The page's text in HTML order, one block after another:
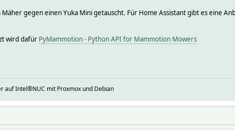
Mäher gegen einen Yuka Mini getauscht. Für Home Assistant gibt es eine
wird dafür PyMammotion - Python API for Mammotion Mowers
auf Intel®NUC mit Proxmox und Debian